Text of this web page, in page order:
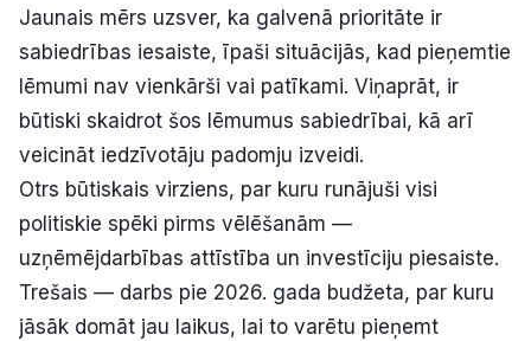
Ziņo redakcijai
Facebook Instagram YouTube
E-avīze Abonē
Jaunais mērs uzsver, ka galvenā prioritāte ir
sabiedrības iesaiste, īpaši situācijās, kad pieņemtie
lēmumi nav vienkārši vai patīkami. Viņaprāt, ir
būtiski skaidrot šos lēmumus sabiedrībai, kā arī
veicināt iedzīvotāju padomju izveidi.
Otrs būtiskais virziens, par kuru runājuši visi
politiskie spēki pirms vēlēšanām —
uzņēmējdarbības attīstība un investīciju piesaiste.
Trešais — darbs pie 2026. gada budžeta, par kuru
jāsāk domāt jau laikus, lai to varētu pieņemt